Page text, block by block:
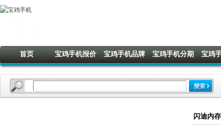
首页 宝鸡手机报价 宝鸡手机品牌 宝鸡手机分期 宝鸡
闪迪内